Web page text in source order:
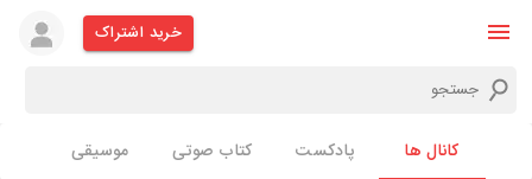
خرید اشتراک
کانال ها پادکست کتاب صوتی موسیقی